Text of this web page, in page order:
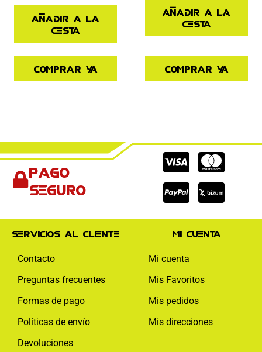
Añadir a la
cesta
Comprar ya
Añadir a la
cesta
Comprar ya
Pago
seguro
Cc-
visa
Cc-
Cc-
paypal
Servicios al cliente
Contacto
Preguntas frecuentes
Formas de pago
Políticas de envío
Devoluciones
Mi cuenta
Mi cuenta
Mis Favoritos
Mis pedidos
Mis direcciones